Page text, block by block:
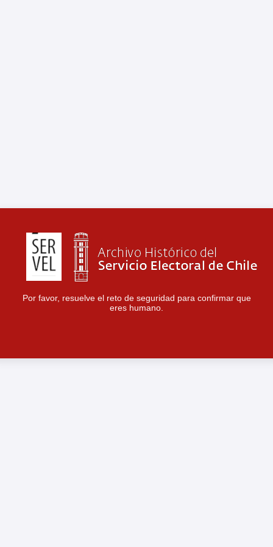
Por favor, resuelve el reto de seguridad para confirmar que
eres humano.